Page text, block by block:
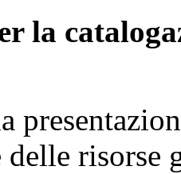
la
delle risorse